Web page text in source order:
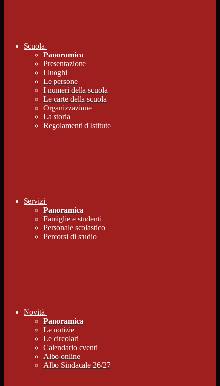
Scuola
Panoramica
Presentazione
I luoghi
Le persone
I numeri della scuola
Le carte della scuola
Organizzazione
La storia
Regolamenti d'Istituto
Servizi
Panoramica
Famiglie e studenti
Personale scolastico
Percorsi di studio
Novità
Panoramica
Le notizie
Le circolari
Calendario eventi
Albo online
Albo Sindacale 26/27